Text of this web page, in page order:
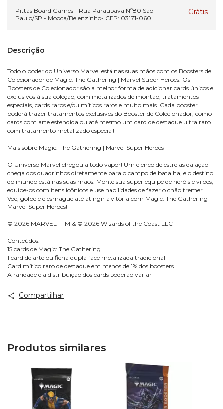
Pittas Board Games - Rua Paraupava Nº80 São
Paulo/SP - Mooca/Belenzinho- CEP: 03171-060
Grátis
Descrição
Todo o poder do Universo Marvel está nas suas mãos com os Boosters de
Colecionador de Magic: The Gathering | Marvel Super Heroes. Os
Boosters de Colecionador são a melhor forma de adicionar cards únicos e
exclusivos à sua coleção, com metalizados de montão, tratamentos
especiais, cards raros e/ou míticos raros e muito mais. Cada booster
poderá trazer tratamentos exclusivos do Booster de Colecionador, como
cards com arte estendida ou até mesmo um card de destaque ultra raro
com tratamento metalizado especial!
Mais sobre Magic: The Gathering | Marvel Super Heroes
O Universo Marvel chegou a todo vapor! Um elenco de estrelas da ação
chega dos quadrinhos diretamente para o campo de batalha, e o destino
do mundo está nas suas mãos. Monte sua super equipe de heróis e vilões,
equipe-os com itens icônicos e use habilidades de fazer o chão tremer.
Voe, golpeie e esmague até atingir a vitória com Magic: The Gathering |
Marvel Super Heroes!
© 2026 MARVEL | TM & © 2026 Wizards of the Coast LLC
Conteúdos:
15 cards de Magic: The Gathering
1 card de arte ou ficha dupla face metalizada tradicional
Card mítico raro de destaque em menos de 1% dos boosters
A raridade e a distribuição dos cards poderão variar
Compartilhar
Produtos similares